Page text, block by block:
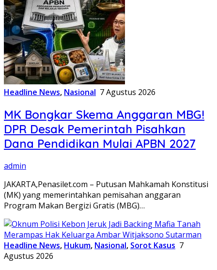
Headline News, Nasional 7 Agustus 2026
MK Bongkar Skema Anggaran MBG!
DPR Desak Pemerintah Pisahkan
Dana Pendidikan Mulai APBN 2027
admin
JAKARTA,Penasilet.com – Putusan Mahkamah Konstitusi
(MK) yang memerintahkan pemisahan anggaran
Program Makan Bergizi Gratis (MBG)…
Headline News, Hukum, Nasional, Sorot Kasus 7
Agustus 2026